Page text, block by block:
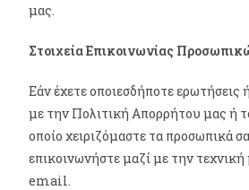
μας.
Στοιχεία Επικοινωνίας
Εάν έχετε οποιεσδήποτε ερωτήσεις
με την Πολιτική Απορρήτου μας ή
οποίο χειριζόμαστε τα προσωπικά
επικοινωνήστε μαζί με την
email.